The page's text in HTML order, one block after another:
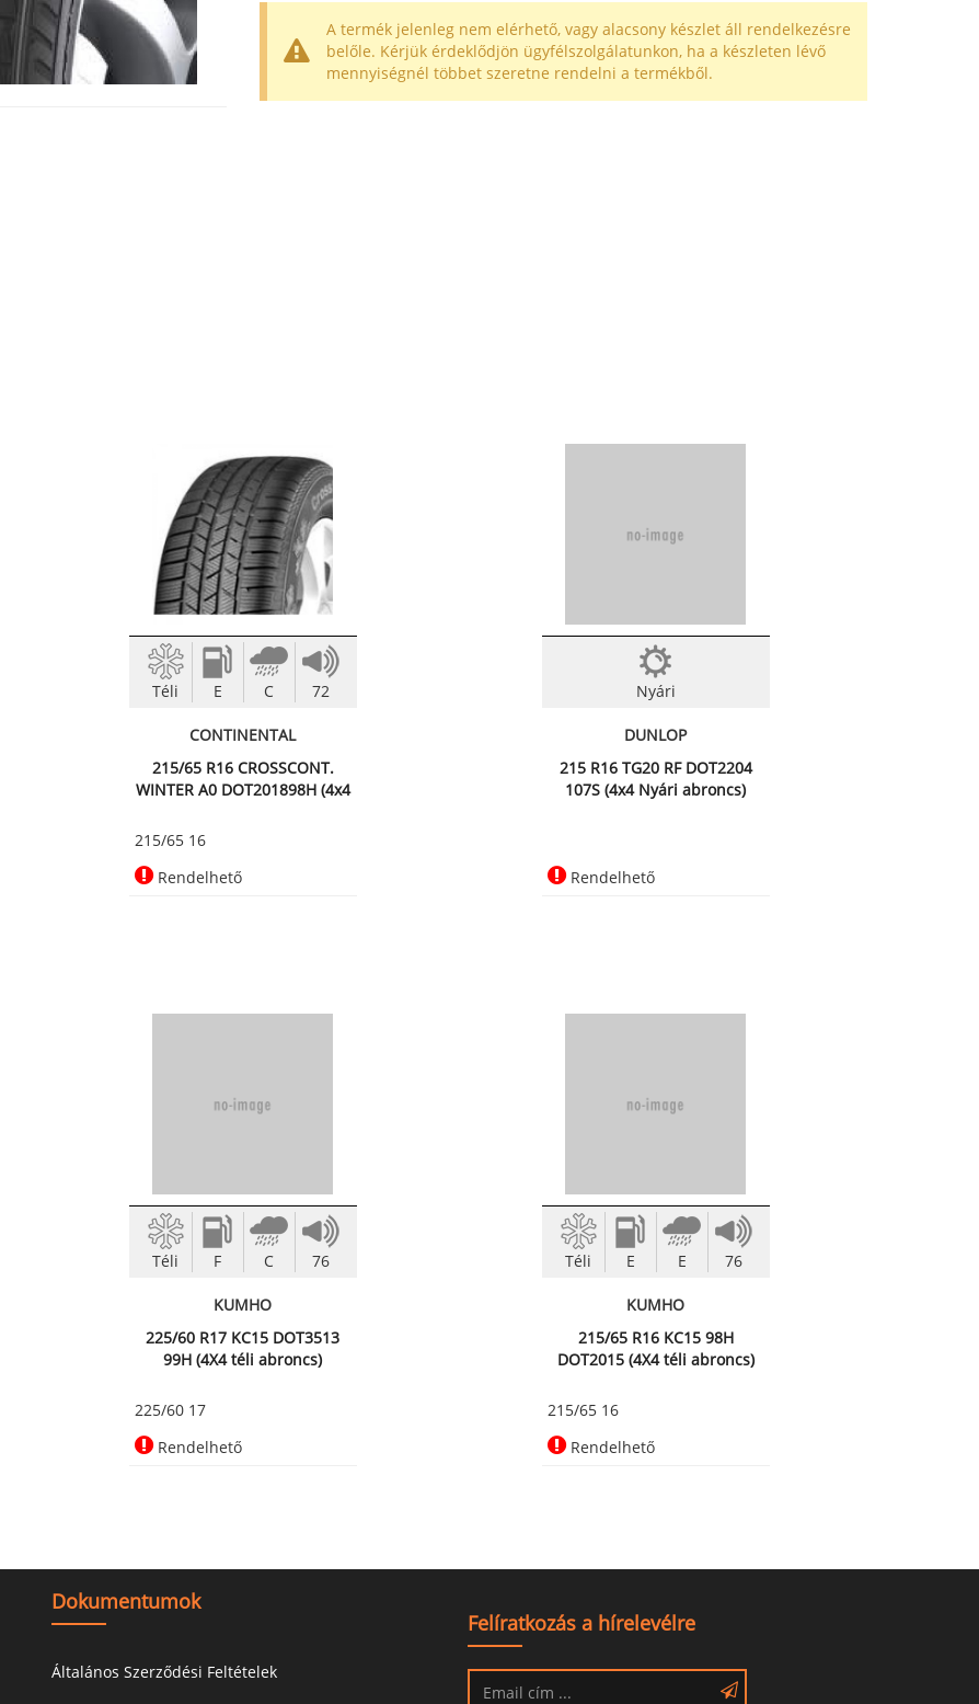
A termék jelenleg nem elérhető, vagy alacsony készlet áll rendelkezésre
belőle. Kérjük érdeklődjön ügyfélszolgálatunkon, ha a készleten lévő
mennyiségnél többet szeretne rendelni a termékből.
Téli E C 72
CONTINENTAL
215/65 R16 CROSSCONT.
WINTER A0 DOT201898H (4x4
215/65 16
Rendelhető
Nyári
DUNLOP
215 R16 TG20 RF DOT2204
107S (4x4 Nyári abroncs)
Rendelhető
Téli F C 76
KUMHO
225/60 R17 KC15 DOT3513
99H (4X4 téli abroncs)
225/60 17
Rendelhető
Téli E E 76
KUMHO
215/65 R16 KC15 98H
DOT2015 (4X4 téli abroncs)
215/65 16
Rendelhető
Dokumentumok
Általános Szerződési Feltételek
Felíratkozás a hírelevélre